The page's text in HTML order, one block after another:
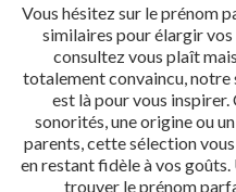
Vous hésitez sur le prénom
similaires pour élargir vos
consultez vous plaît
totalement convaincu, notre
est là pour vous
sonorités, une origine ou
parents, cette sélection
en restant fidèle à vos
trouver le prénom